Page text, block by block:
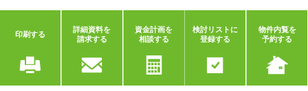
印刷する
詳細資料を
請求する
資金計画を
相談する
検討リストに
登録する
物件内覧を
予約する